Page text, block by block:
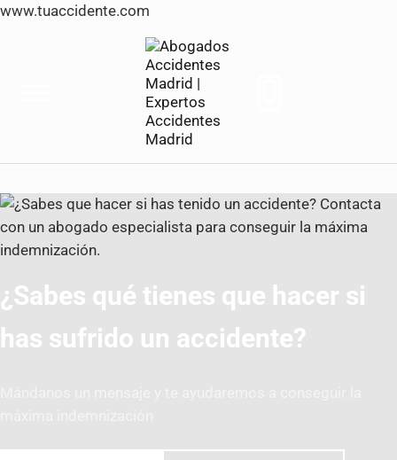
www.tuaccidente.com
Saltar al contenido principal
Skip to header right navigation
Tuaccidente
Tuaccidente Abogados indemnización
¿Sabes qué tienes que hacer si
has sufrido un accidente?